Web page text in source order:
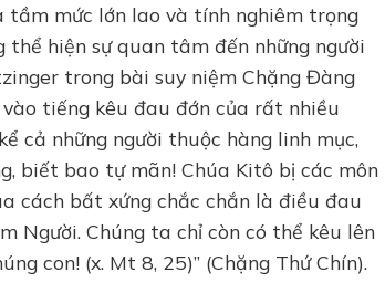
tầm mức lớn lao và tính nghiêm trọng
hiện sự quan tâm đến những người
trong bài suy niệm Chặng Đàng
tiếng kêu đau đớn của rất nhiều
cả những người thuộc hàng linh mục,
biết bao tự mãn! Chúa Kitô bị các môn
cách bất xứng chắc chắn là điều đau
Người. Chúng ta chỉ còn có thể kêu lên
con! (x. Mt 8, 25)” (Chặng Thứ Chín).